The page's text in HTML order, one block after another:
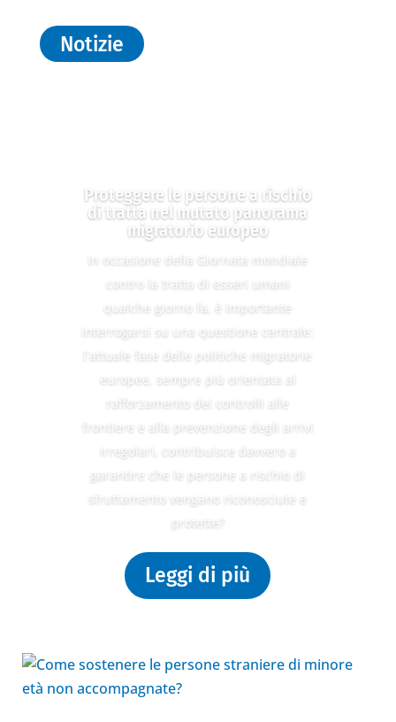
Notizie
Proteggere le persone a rischio
di tratta nel mutato panorama
migratorio europeo
In occasione della Giornata mondiale
contro la tratta di esseri umani
qualche giorno fa, è importante
interrogarsi su una questione centrale:
l'attuale fase delle politiche migratorie
europee, sempre più orientata al
rafforzamento dei controlli alle
frontiere e alla prevenzione degli arrivi
irregolari, contribuisce davvero a
garantire che le persone a rischio di
sfruttamento vengano riconosciute e
protette?
Leggi di più